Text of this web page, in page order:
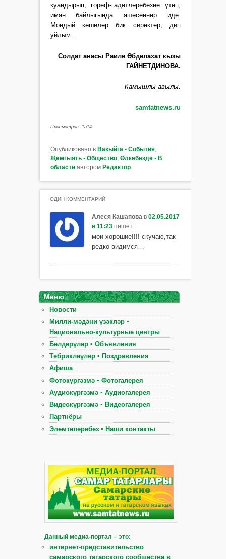
куандырып, гореф-гадәтләребезне үтәп,
иман байлыгында яшәсеннәр иде.
Мондый кешеләр бик сирәктер, дип
уйлым…
Солдат анасы Раилә Әбделахат кызы
ГАЙНЕТДИНОВА.
Камышлы авылы.
samtatnews.ru
Просмотров: 1514
Опубликовано в Вакыйга ▪ События,
Җәмгыять ▪ Общество, Өлкәбездә ▪ В
областиавтором Редактор.
ОДИН КОММЕНТАРИЙ
Алеся Кашаповав 02.05.2017
в 11:23 пишет:
мои хорошие!!!! скучаю,так
редко видимся…
Меню
Новости
Милли-мәдәни үзәкләр ▪
Национально-культурные центры
Белдерүләр ▪ Объявления
Тәбрикләүләр ▪ Поздравления
Афиша
Фотокүргәзмә ▪ Фотогалерея
Аудиокүргәзмә ▪ Аудиогалерея
Видеокүргәзмә ▪ Видеогалерея
Партнёры
Элемтәләребез ▪ Наши контакты
Данный медиа-портал – это:
интернет-представительство
самарского татарского сообщества в